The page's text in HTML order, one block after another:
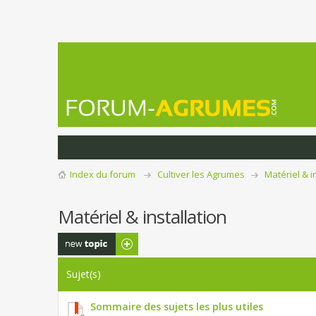
Index du forum Cultiver les Agrumes Matériel &
Matériel & installation
Publier un
nouveau sujet
Sujet(s)
Sommaire des sujets les plus utiles